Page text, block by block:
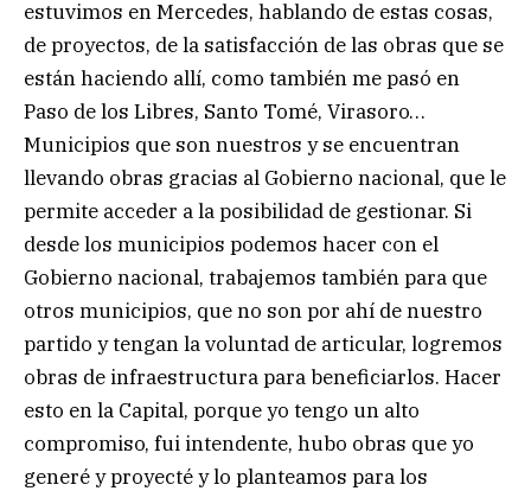
estuvimos en Mercedes, hablando de estas cosas,
de proyectos, de la satisfacción de las obras que se
están haciendo allí, como también me pasó en
Paso de los Libres, Santo Tomé, Virasoro…
Municipios que son nuestros y se encuentran
llevando obras gracias al Gobierno nacional, que le
permite acceder a la posibilidad de gestionar. Si
desde los municipios podemos hacer con el
Gobierno nacional, trabajemos también para que
otros municipios, que no son por ahí de nuestro
partido y tengan la voluntad de articular, logremos
obras de infraestructura para beneficiarlos. Hacer
esto en la Capital, porque yo tengo un alto
compromiso, fui intendente, hubo obras que yo
generé y proyecté y lo planteamos para los